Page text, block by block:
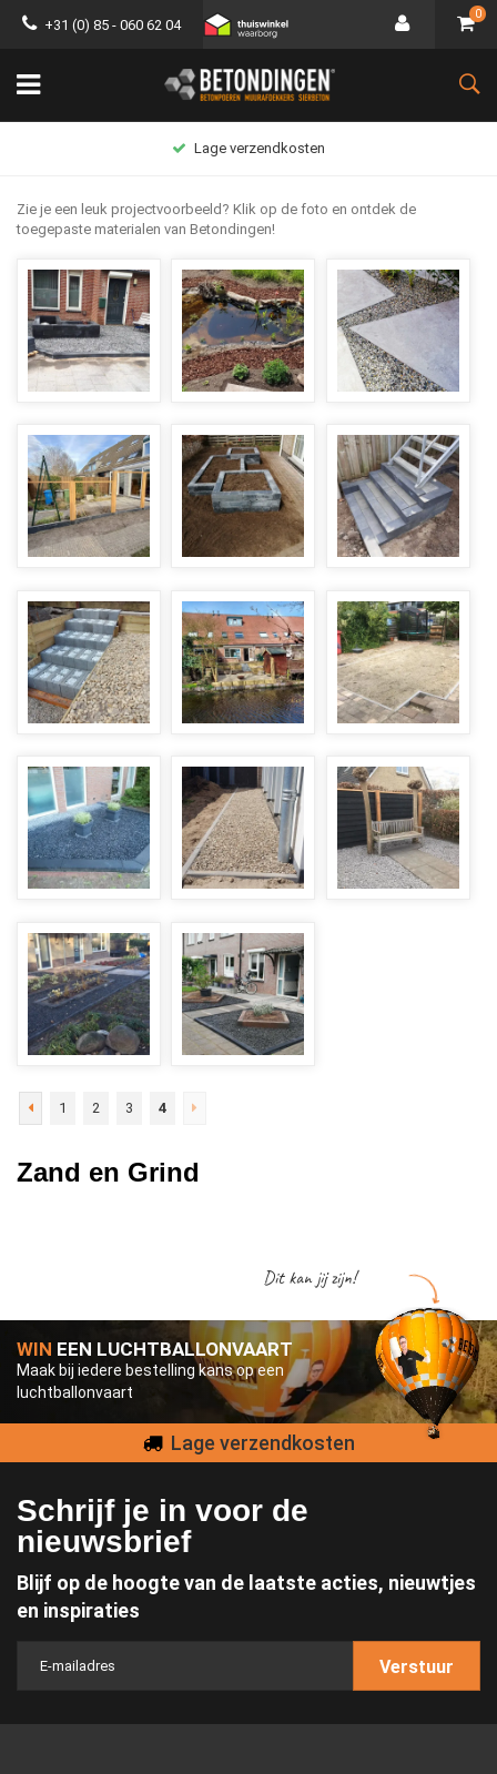
+31 (0) 85 - 060 62 04
0
Lage verzendkosten
Zie je een leuk projectvoorbeeld? Klik op de foto en ontdek de
toegepaste materialen van Betondingen!
1 2 3 4
Zand en Grind
WIN EEN LUCHTBALLONVAART
Maak bij iedere bestelling kans op een
luchtballonvaart
Dit kan jij zijn!
Lage verzendkosten
Schrijf je in voor de
nieuwsbrief
Blijf op de hoogte van de laatste acties, nieuwtjes
en inspiraties
Verstuur